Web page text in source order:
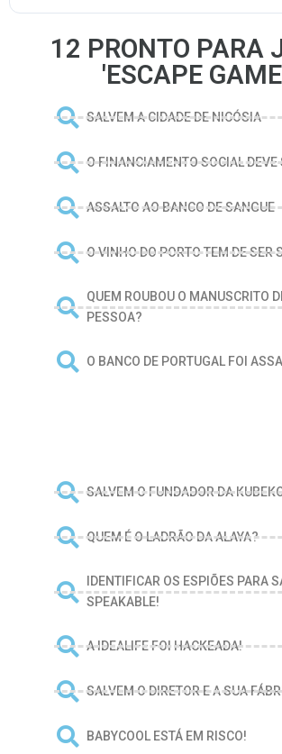
12 PRONTO PARA
'ESCAPE
SALVEM A CIDADE DE NICÓSIA
O FINANCIAMENTO SOCIAL DEVE
ASSALTO AO BANCO DE SANGUE
O VINHO DO PORTO TEM DE SER
QUEM ROUBOU O MANUSCRITO
PESSOA?
O BANCO DE PORTUGAL FOI
SALVEM O FUNDADOR DA
QUEM É O LADRÃO DA ALAYA?
IDENTIFICAR OS ESPIÕES PARA
SPEAKABLE!
A IDEALIFE FOI HACKEADA!
SALVEM O DIRETOR E A SUA
BABYCOOL ESTÁ EM RISCO!